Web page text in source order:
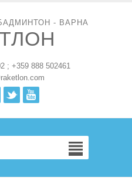
- ВАРНА
; +359 888 502461
Instagram
Twitter